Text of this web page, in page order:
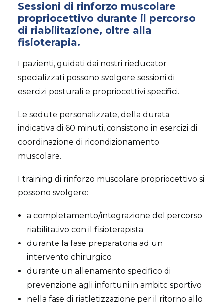
Sessioni di rinforzo muscolare
propriocettivo durante il percorso
di riabilitazione, oltre alla
fisioterapia.
I pazienti, guidati dai nostri rieducatori
specializzati possono svolgere sessioni di
esercizi posturali e propriocettivi specifici.
Le sedute personalizzate, della durata
indicativa di 60 minuti, consistono in esercizi di
coordinazione di ricondizionamento
muscolare.
I training di rinforzo muscolare propriocettivo si
possono svolgere:
a completamento/integrazione del percorso
riabilitativo con il fisioterapista
durante la fase preparatoria ad un
intervento chirurgico
durante un allenamento specifico di
prevenzione agli infortuni in ambito sportivo
nella fase di riatletizzazione per il ritorno allo